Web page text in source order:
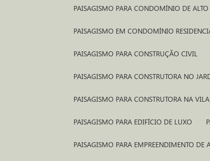
PAISAGISMO PARA CONDOMÍNIO DE
PAISAGISMO EM CONDOMÍNIO
PAISAGISMO PARA CONSTRUÇÃO CIVIL
PAISAGISMO PARA CONSTRUTORA NO
PAISAGISMO PARA CONSTRUTORA NA
PAISAGISMO PARA EDIFÍCIO DE LUXO
PAISAGISMO PARA EMPREENDIMENTO DE